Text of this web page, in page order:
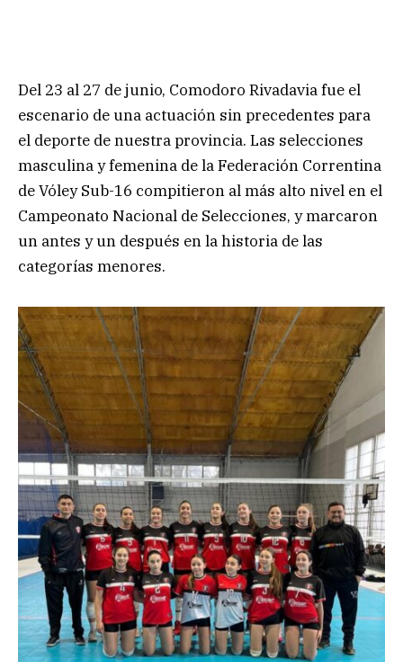
Del 23 al 27 de junio, Comodoro Rivadavia fue el
escenario de una actuación sin precedentes para
el deporte de nuestra provincia. Las selecciones
masculina y femenina de la Federación Correntina
de Vóley Sub-16 compitieron al más alto nivel en el
Campeonato Nacional de Selecciones, y marcaron
un antes y un después en la historia de las
categorías menores.